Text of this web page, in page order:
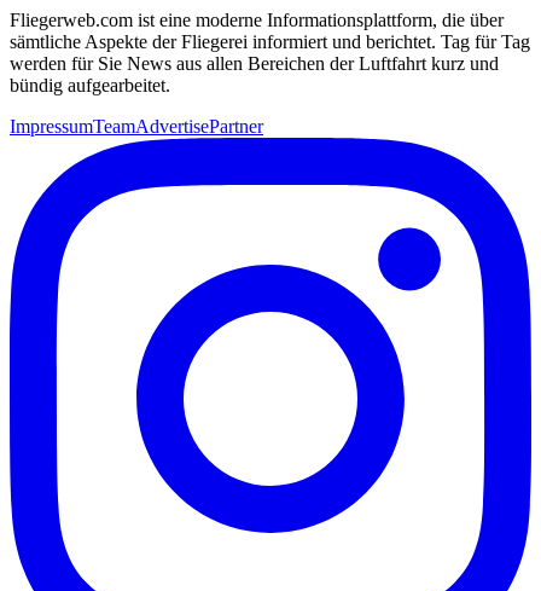
Fliegerweb.com ist eine moderne Informationsplattform, die über
sämtliche Aspekte der Fliegerei informiert und berichtet. Tag für Tag
werden für Sie News aus allen Bereichen der Luftfahrt kurz und
bündig aufgearbeitet.
ImpressumTeamAdvertisePartner